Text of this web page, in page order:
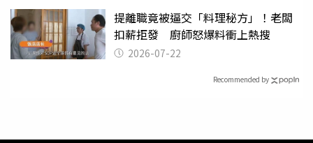
提離職竟被逼交「料理秘方」！老闆
扣薪拒發 廚師怒爆料衝上熱搜
2026-07-22
Recommended by